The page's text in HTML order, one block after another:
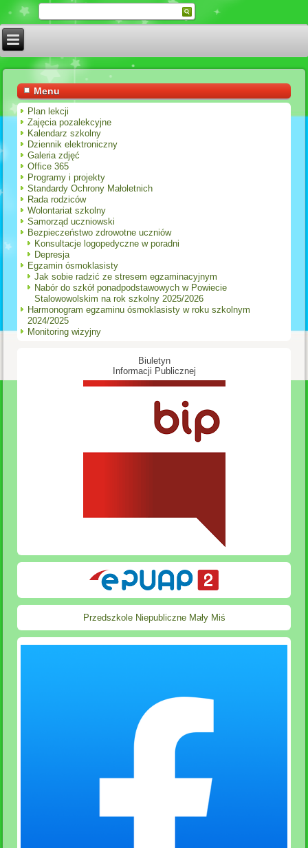
Menu
Plan lekcji
Zajęcia pozalekcyjne
Kalendarz szkolny
Dziennik elektroniczny
Galeria zdjęć
Office 365
Programy i projekty
Standardy Ochrony Małoletnich
Rada rodziców
Wolontariat szkolny
Samorząd uczniowski
Bezpieczeństwo zdrowotne uczniów
Konsultacje logopedyczne w poradni
Depresja
Egzamin ósmoklasisty
Jak sobie radzić ze stresem egzaminacyjnym
Nabór do szkół ponadpodstawowych w Powiecie
Stalowowolskim na rok szkolny 2025/2026
Harmonogram egzaminu ósmoklasisty w roku szkolnym
2024/2025
Monitoring wizyjny
Biuletyn
Informacji Publicznej
Przedszkole Niepubliczne Mały Miś